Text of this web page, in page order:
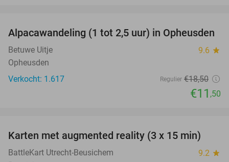
38%
Alpacawandeling (1 tot 2,5 uur) in Opheusden
Betuwe Uitje 9.6 star
Opheusden
Verkocht: 1.617
Regulier €18,50
€11 ,50
35%
Karten met augmented reality (3 x 15 min)
BattleKart Utrecht-Beusichem 9.2 star